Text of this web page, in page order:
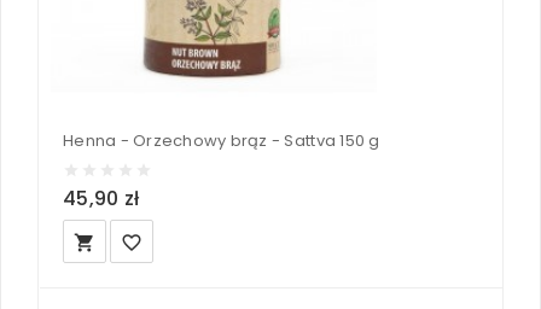
Henna - Orzechowy brąz - Sattva 150 g
45,90 zł
local_grocery_store favorite_border